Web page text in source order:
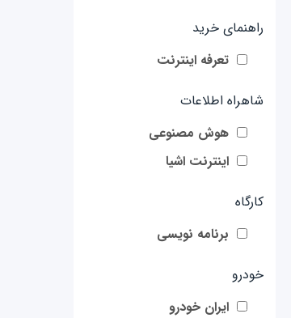
راهنمای خرید
تعرفه اینترنت
شاهراه اطلاعات
هوش مصنوعی
اینترنت اشیا
کارگاه
برنامه نویسی
خودرو
ایران خودرو